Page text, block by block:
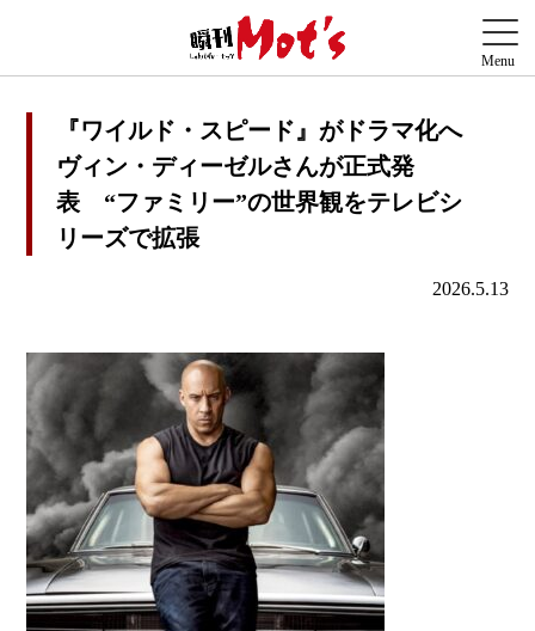
『ワイルド・スピード』がドラマ化へ
ヴィン・ディーゼルさんが正式発
表 “ファミリー”の世界観をテレビシ
リーズで拡張
2026.5.13